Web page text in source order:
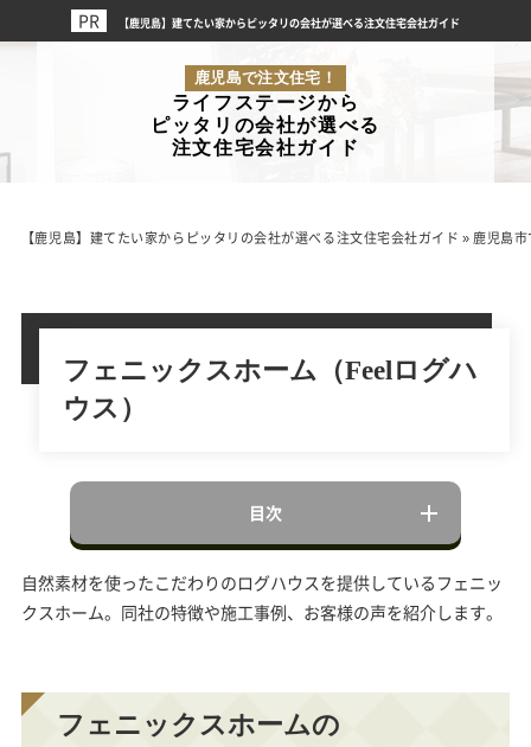
【鹿児島】建てたい家からピッタリの会社が選べる注文住宅会社ガイド
鹿児島で注文住宅！
ライフステージから
ピッタリの会社が選べる
注文住宅会社ガイド
【鹿児島】建てたい家からピッタリの会社が選べる注文住宅会社ガイド » 鹿児島
フェニックスホーム（Feelログハ
ウス）
目次
自然素材を使ったこだわりのログハウスを提供しているフェニッ
クスホーム。同社の特徴や施工事例、お客様の声を紹介します。
フェニックスホームの